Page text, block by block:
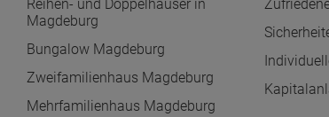
Reihen- und Doppelhäuser in
Magdeburg
Bungalow Magdeburg
Zweifamilienhaus Magdeburg
Mehrfamilienhaus Magdeburg